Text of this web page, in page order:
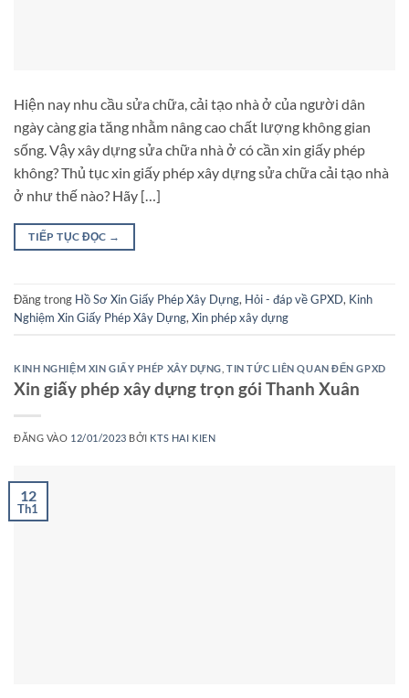
Hiện nay nhu cầu sửa chữa, cải tạo nhà ở của người dân
ngày càng gia tăng nhằm nâng cao chất lượng không gian
sống. Vậy xây dựng sửa chữa nhà ở có cần xin giấy phép
không? Thủ tục xin giấy phép xây dựng sửa chữa cải tạo nhà
ở như thế nào? Hãy […]
TIẾP TỤC ĐỌC →
Đăng trong Hồ Sơ Xin Giấy Phép Xây Dựng, Hỏi - đáp về GPXD, Kinh
Nghiệm Xin Giấy Phép Xây Dựng, Xin phép xây dựng
KINH NGHIỆM XIN GIẤY PHÉP XÂY DỰNG ,TIN TỨC LIÊN QUAN ĐẾN GPXD
Xin giấy phép xây dựng trọn gói Thanh Xuân
ĐĂNG VÀO 12/01/2023 BỞI KTS HAI KIEN
12
Th1